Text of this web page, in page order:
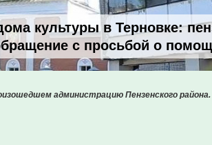
культуры в Терновке:
с просьбой о
администрацию Пензенского района.